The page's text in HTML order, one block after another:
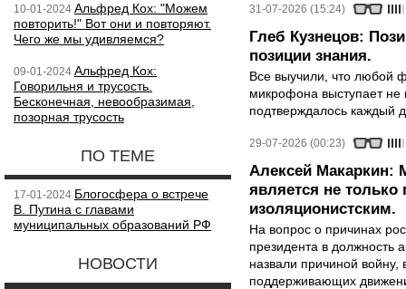
10-01-2024 Альфред Кох: "Можем
повторить!" Вот они и повторяют.
Чего же мы удивляемся?
09-01-2024 Альфред Кох:
Говорильня и трусость.
Бесконечная, невообразимая,
позорная трусость
ПО ТЕМЕ
17-01-2024 Блогосфера о встрече
В. Путина с главами
муниципальных образований РФ
НОВОСТИ
31-07-2026 (15:24)
Глеб Кузнецов:
позиции знания.
Все выучили, что любой
микрофона выступает не
подтверждалось каждый
29-07-2026 (00:23)
Алексей Макаркин:
является не только
изоляционистским.
На вопрос о причинах
президента в должность
назвали причиной войну,
поддерживающих